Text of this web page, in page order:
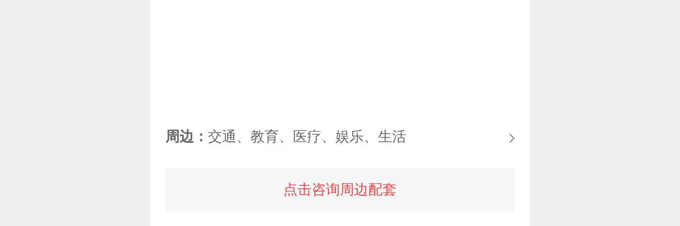
周边： 交通、教育、医疗、娱乐、生活
点击咨询周边配套